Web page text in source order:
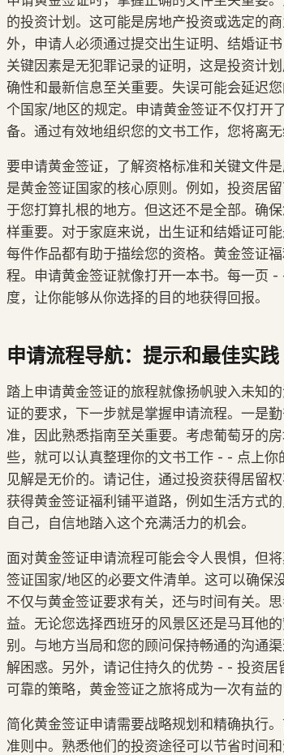
的投资计划。这可能是房地产投资或选定的
外，申请人必须通过提交出生证明、结婚证
关键因素是无犯罪记录的证明，这是投资计
确性和最新信息至关重要。失误可能会延迟
个国家/地区的规定。申请黄金签证不仅打开
备。通过有效地组织您的文书工作，您将离
要申请黄金签证，了解资格标准和关键文件
是黄金签证国家的核心原则。例如，投资居
于您打算扎根的地方。但这还不是全部。确
样重要。对于家庭来说，出生证和结婚证可
每件作品都有助于描绘您的资格。黄金签证
程。申请黄金签证就像打开一本书。每一页
度，让你能够从你选择的目的地获得回报。
申请流程导航：提示和最佳实践
踏上申请黄金签证的旅程就像扬帆驶入未知
证的要求，下一步就是掌握申请流程。一是
准，因此熟悉指南至关重要。考虑葡萄牙的
些，就可以认真整理你的文书工作 - - 点上你
见解是无价的。请记住，通过投资获得居留
获得黄金签证福利铺平道路，例如生活方式
自己，自信地踏入这个充满活力的机会。
面对黄金签证申请流程可能会令人畏惧，但
签证国家/地区的必要文件清单。这可以确保
不仅与黄金签证要求有关，还与时间有关。
益。无论您选择西班牙的风景区还是马耳他
别。与地方当局和您的顾问保持畅通的沟通
解困惑。另外，请记住持久的优势 - - 投资
可靠的策略，黄金签证之旅将成为一次有益
简化黄金签证申请需要战略规划和精确执行
准则中。熟悉他们的投资途径可以节省时间